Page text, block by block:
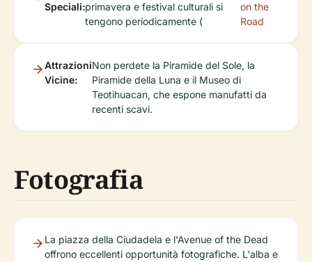
Speciali:primavera e festival culturali si
tengono periodicamente (
on the
Road
Attrazioni
Vicine:
Non perdete la Piramide del Sole, la
Piramide della Luna e il Museo di
Teotihuacan, che espone manufatti da
recenti scavi.
Fotografia
La piazza della Ciudadela e l'Avenue of the Dead
offrono eccellenti opportunità fotografiche. L'alba e